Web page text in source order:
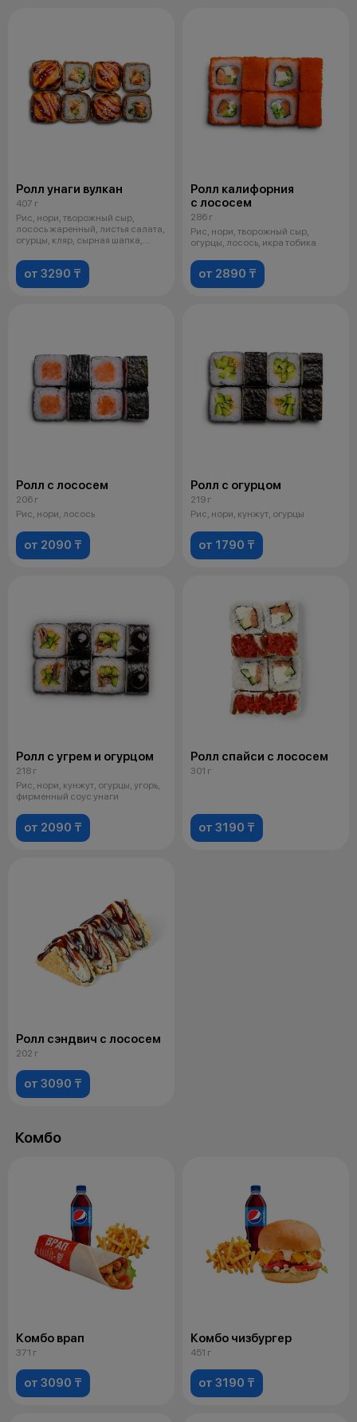
Ролл унаги вулкан
407 г
Рис, нори, творожный сыр,
лосось жаренный, листья салата,
огурцы, кляр, сырная шапка,
от 3290 ₸
Ролл калифорния
с лососем
286 г
Рис, нори, творожный сыр,
огурцы, лосось, икра тобика
от 2890 ₸
Ролл с лососем
206 г
Рис, нори, лосось
от 2090 ₸
Ролл с огурцом
219 г
Рис, нори, кунжут, огурцы
от 1790 ₸
Ролл с угрем и огурцом
218 г
Рис, нори, кунжут, огурцы, угорь,
фирменный соус унаги
от 2090 ₸
Ролл спайси с лососем
301 г
от 3190 ₸
Ролл сэндвич с лососем
202 г
от 3090 ₸
Комбо
Комбо врап
371 г
от 3090 ₸
Комбо чизбургер
451 г
от 3190 ₸